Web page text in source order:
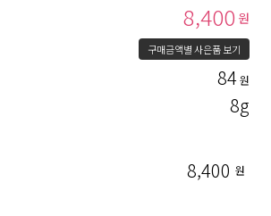
8,400 원
구매금액별 사은품 보기
84원
8g
8,400 원